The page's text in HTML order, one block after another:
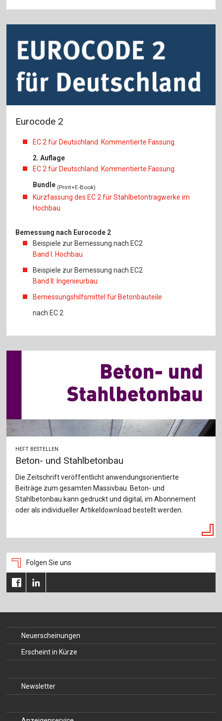
Eurocode 2
EC 2 für Deutschland. Kommentierte Fassung.
2. Auflage
EC 2 für Deutschland. Kommentierte Fassung.
Bundle (Print+E-Book)
Kurzfassung des EC 2 für Stahlbetontragwerke im
Hochbau
Bemessung nach Eurocode 2
Beispiele zur Bemessung nach EC2
Band I: Hochbau
Beispiele zur Bemessung nach EC2
Band II: Ingenieurbau
Bemessungshilfsmittel für Betonbauteile
nach EC 2
HEFT BESTELLEN
Beton- und Stahlbetonbau
Die Zeitschrift veröffentlicht anwendungsorientierte
Beiträge zum gesamten Massivbau. Beton- und
Stahlbetonbau kann gedruckt und digital, im Abonnement
oder als individueller Artikeldownload bestellt werden.
Folgen Sie uns
Neuerscheinungen
Erscheint in Kürze
Newsletter